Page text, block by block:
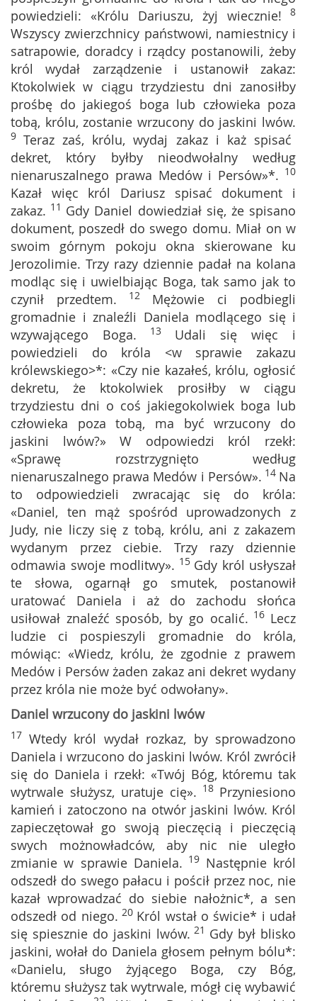
powiedzieli: «Królu Dariuszu, żyj wiecznie! 8
Wszyscy zwierzchnicy państwowi, namiestnicy i
satrapowie, doradcy i rządcy postanowili, żeby
król wydał zarządzenie i ustanowił zakaz:
Ktokolwiek w ciągu trzydziestu dni zanosiłby
prośbę do jakiegoś boga lub człowieka poza
tobą, królu, zostanie wrzucony do jaskini lwów.
9Teraz zaś, królu, wydaj zakaz i każ spisać
dekret, który byłby nieodwołalny według
nienaruszalnego prawa Medów i Persów»*. 10
Kazał więc król Dariusz spisać dokument i
zakaz. 11 Gdy Daniel dowiedział się, że spisano
dokument, poszedł do swego domu. Miał on w
swoim górnym pokoju okna skierowane ku
Jerozolimie. Trzy razy dziennie padał na kolana
modląc się i uwielbiając Boga, tak samo jak to
czynił przedtem. 12 Mężowie ci podbiegli
gromadnie i znaleźli Daniela modlącego się i
wzywającego Boga. 13 Udali się więc i
powiedzieli do króla <w sprawie zakazu
królewskiego>*: «Czy nie kazałeś, królu, ogłosić
dekretu, że ktokolwiek prosiłby w ciągu
trzydziestu dni o coś jakiegokolwiek boga lub
człowieka poza tobą, ma być wrzucony do
jaskini lwów?» W odpowiedzi król rzekł:
«Sprawę rozstrzygnięto według
nienaruszalnego prawa Medów i Persów». 14 Na
to odpowiedzieli zwracając się do króla:
«Daniel, ten mąż spośród uprowadzonych z
Judy, nie liczy się z tobą, królu, ani z zakazem
wydanym przez ciebie. Trzy razy dziennie
odmawia swoje modlitwy». 15 Gdy król usłyszał
te słowa, ogarnął go smutek, postanowił
uratować Daniela i aż do zachodu słońca
usiłował znaleźć sposób, by go ocalić. 16 Lecz
ludzie ci pospieszyli gromadnie do króla,
mówiąc: «Wiedz, królu, że zgodnie z prawem
Medów i Persów żaden zakaz ani dekret wydany
przez króla nie może być odwołany».
Daniel wrzucony do jaskini lwów
17 Wtedy król wydał rozkaz, by sprowadzono
Daniela i wrzucono do jaskini lwów. Król zwrócił
się do Daniela i rzekł: «Twój Bóg, któremu tak
wytrwale służysz, uratuje cię». 18 Przyniesiono
kamień i zatoczono na otwór jaskini lwów. Król
zapieczętował go swoją pieczęcią i pieczęcią
swych możnowładców, aby nic nie uległo
zmianie w sprawie Daniela. 19 Następnie król
odszedł do swego pałacu i pościł przez noc, nie
kazał wprowadzać do siebie nałożnic*, a sen
odszedł od niego. 20 Król wstał o świcie* i udał
się spiesznie do jaskini lwów. 21 Gdy był blisko
jaskini, wołał do Daniela głosem pełnym bólu*:
«Danielu, sługo żyjącego Boga, czy Bóg,
któremu służysz tak wytrwale, mógł cię wybawić